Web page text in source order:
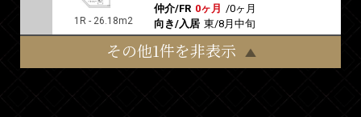
1R - 26.18m2
仲介/FR 0ヶ月 /0ヶ月
向き/入居 東/8月中旬
その他1件を非表示